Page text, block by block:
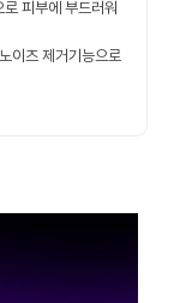
피부에 부드러워
이즈 제거기능으로